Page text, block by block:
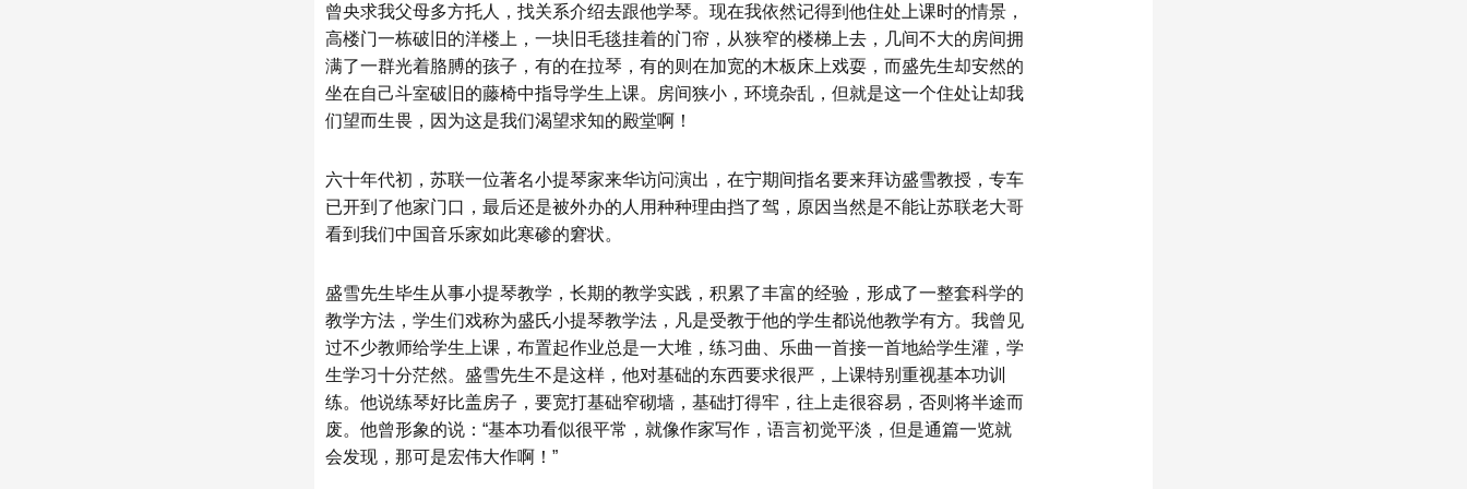
曾央求我父母多方托人，找关系介绍去跟他学琴。现在我依然记得到他住处上课时的情景，
高楼门一栋破旧的洋楼上，一块旧毛毯挂着的门帘，从狭窄的楼梯上去，几间不大的房间拥
满了一群光着胳膊的孩子，有的在拉琴，有的则在加宽的木板床上戏耍，而盛先生却安然的
坐在自己斗室破旧的藤椅中指导学生上课。房间狭小，环境杂乱，但就是这一个住处让却我
们望而生畏，因为这是我们渴望求知的殿堂啊！
六十年代初，苏联一位著名小提琴家来华访问演出，在宁期间指名要来拜访盛雪教授，专车
已开到了他家门口，最后还是被外办的人用种种理由挡了驾，原因当然是不能让苏联老大哥
看到我们中国音乐家如此寒碜的窘状。
盛雪先生毕生从事小提琴教学，长期的教学实践，积累了丰富的经验，形成了一整套科学的
教学方法，学生们戏称为盛氏小提琴教学法，凡是受教于他的学生都说他教学有方。我曾见
过不少教师给学生上课，布置起作业总是一大堆，练习曲、乐曲一首接一首地給学生灌，学
生学习十分茫然。盛雪先生不是这样，他对基础的东西要求很严，上课特别重视基本功训
练。他说练琴好比盖房子，要宽打基础窄砌墙，基础打得牢，往上走很容易，否则将半途而
废。他曾形象的说：“基本功看似很平常，就像作家写作，语言初觉平淡，但是通篇一览就
会发现，那可是宏伟大作啊！”